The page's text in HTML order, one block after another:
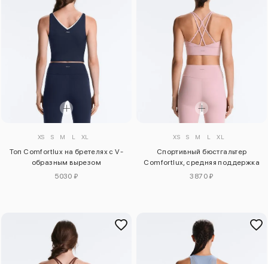
XS S M L XL
Топ Comfortlux на бретелях с V-
образным вырезом
5030 ₽
XS S M L XL
Спортивный бюстгальтер
Comfortlux, средняя поддержка
3870 ₽